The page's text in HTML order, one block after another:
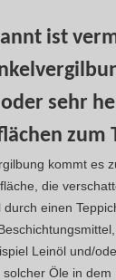
ist
sehr
zum
kommt es
die
durch einen
Leinöl und/
Öle in dem